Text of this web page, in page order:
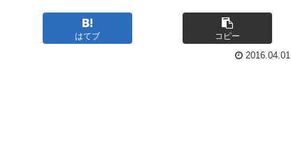
はてブ コピー
2016.04.01